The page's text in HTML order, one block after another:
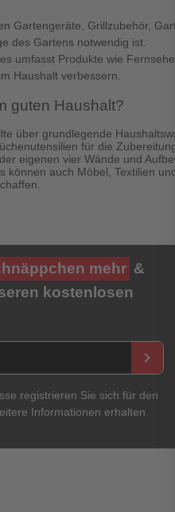
Gartengeräte, Grillzubehör,
des Gartens notwendig ist.
umfasst Produkte wie
Haushalt verbessern.
guten Haushalt?
über grundlegende
für die
eigenen vier Wände und
können auch Möbel, Textilien
mehr &
kostenlosen
keyboard_arrow_right
registrieren Sie sich für den
Informationen erhalten